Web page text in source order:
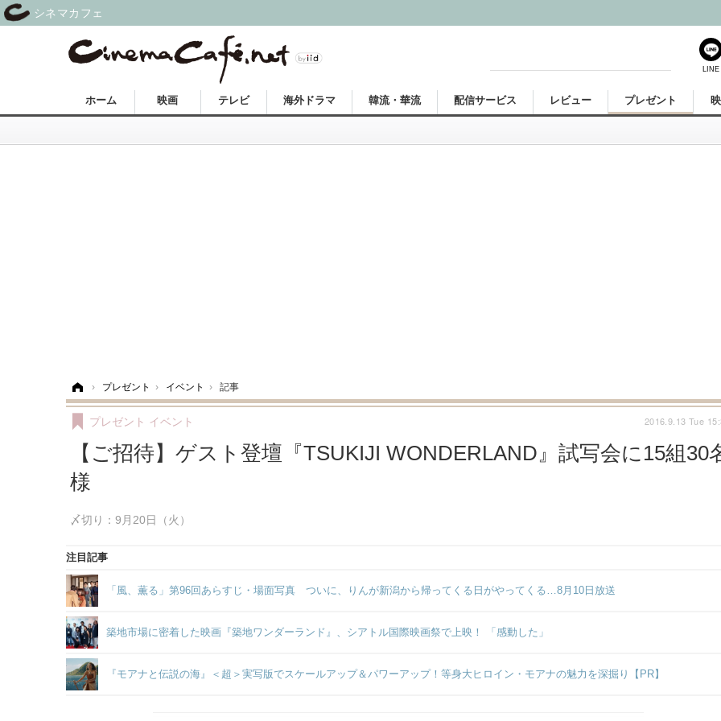
ホーム 映画 テレビ 海外ドラマ 韓流・華流 配信サービス レビュー プレゼント
› プレゼント › イベント › 記事
【ご招待】ゲスト登壇『TSUKIJI WONDERLAND』試写会に15組30
様
〆切り：9月20日（火）
プレゼント イベント 2016.9.13 Tue
注目記事
「風、薫る」第96回あらすじ・場面写真 ついに、りんが新潟から帰ってくる日がやってくる…8月10日放送
築地市場に密着した映画『築地ワンダーランド』、シアトル国際映画祭で上映！ 「感動した」
『モアナと伝説の海』＜超＞実写版でスケールアップ＆パワーアップ！等身大ヒロイン・モアナの魅力を深掘り【PR】
LINE
シネマカフェ